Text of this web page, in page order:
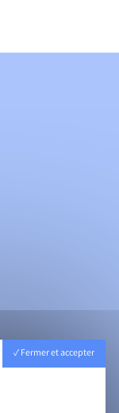
Fermer et accepter